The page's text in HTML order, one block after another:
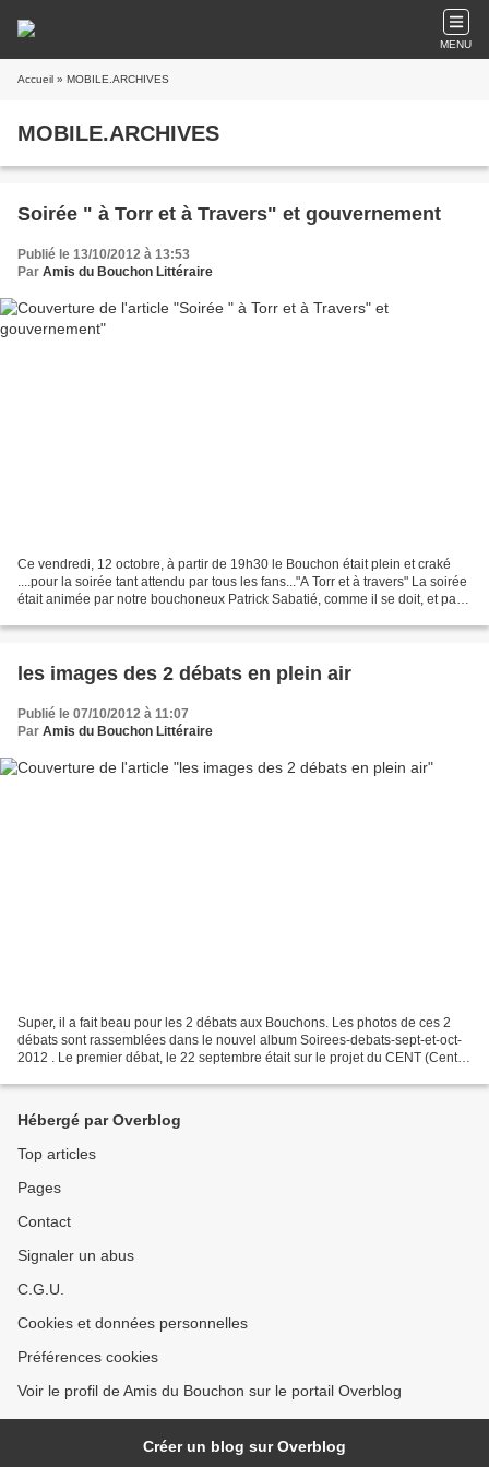
MENU
Accueil » MOBILE.ARCHIVES
MOBILE.ARCHIVES
Soirée " à Torr et à Travers" et gouvernement
Publié le 13/10/2012 à 13:53
Par Amis du Bouchon Littéraire
Ce vendredi, 12 octobre, à partir de 19h30 le Bouchon était plein et craké
....pour la soirée tant attendu par tous les fans..."A Torr et à travers" La soirée
était animée par notre bouchoneux Patrick Sabatié, comme il se doit, et par
les images des 2 débats en plein air
Publié le 07/10/2012 à 11:07
Par Amis du Bouchon Littéraire
Super, il a fait beau pour les 2 débats aux Bouchons. Les photos de ces 2
débats sont rassemblées dans le nouvel album Soirees-debats-sept-et-oct-
2012 . Le premier débat, le 22 septembre était sur le projet du CENT (Centre
Hébergé par Overblog
Top articles
Pages
Contact
Signaler un abus
C.G.U.
Cookies et données personnelles
Préférences cookies
Voir le profil de Amis du Bouchon sur le portail Overblog
Créer un blog sur Overblog